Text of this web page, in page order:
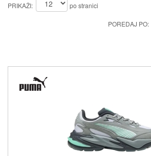
PRIKAŽI: po stranici
POREDAJ PO: